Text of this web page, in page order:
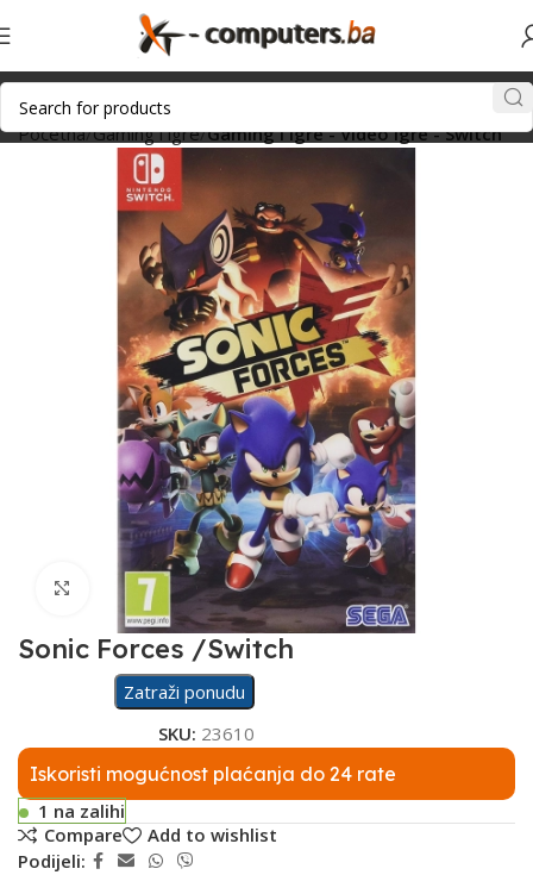
Početna Gaming i igre Gaming i igre - Video igre - Switch
Click to enlarge
Sonic Forces /Switch
Zatraži ponudu
SKU: 23610
Iskoristi mogućnost plaćanja do 24 rate
1 na zalihi
Compare
Add to wishlist
Podijeli: